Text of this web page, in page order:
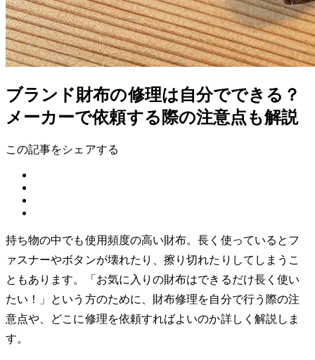
ブランド財布の修理は自分でできる？
メーカーで依頼する際の注意点も解説
この記事をシェアする
持ち物の中でも使用頻度の高い財布。長く使っているとフ
ァスナーやボタンが壊れたり、擦り切れたりしてしまうこ
ともあります。「お気に入りの財布はできるだけ長く使い
たい！」という方のために、財布修理を自分で行う際の注
意点や、どこに修理を依頼すればよいのか詳しく解説しま
す。